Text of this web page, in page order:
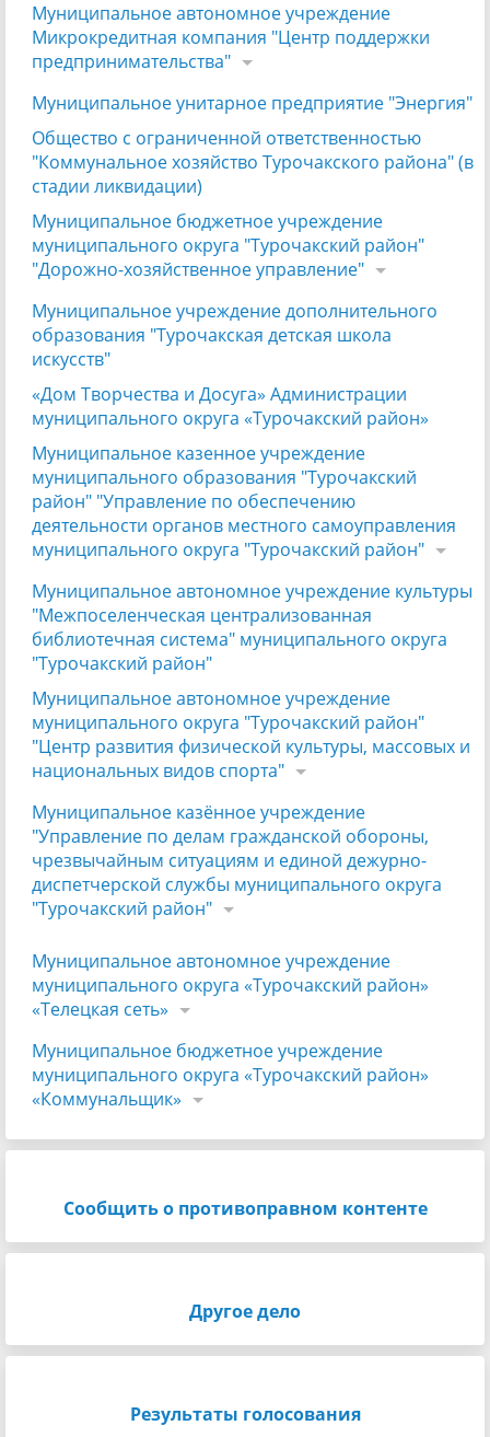
Муниципальное автономное учреждение
Микрокредитная компания "Центр поддержки
предпринимательства"
Муниципальное унитарное предприятие "Энергия"
Общество с ограниченной ответственностью
"Коммунальное хозяйство Турочакского района" (в
стадии ликвидации)
Муниципальное бюджетное учреждение
муниципального округа "Турочакский район"
"Дорожно-хозяйственное управление"
Муниципальное учреждение дополнительного
образования "Турочакская детская школа
искусств"
«Дом Творчества и Досуга» Администрации
муниципального округа «Турочакский район»
Муниципальное казенное учреждение
муниципального образования "Турочакский
район" "Управление по обеспечению
деятельности органов местного самоуправления
муниципального округа "Турочакский район"
Муниципальное автономное учреждение культуры
"Межпоселенческая централизованная
библиотечная система" муниципального округа
"Турочакский район"
Муниципальное автономное учреждение
муниципального округа "Турочакский район"
"Центр развития физической культуры, массовых и
национальных видов спорта"
Муниципальное казённое учреждение
"Управление по делам гражданской обороны,
чрезвычайным ситуациям и единой дежурно-
диспетчерской службы муниципального округа
"Турочакский район"
Муниципальное автономное учреждение
муниципального округа «Турочакский район»
«Телецкая сеть»
Муниципальное бюджетное учреждение
муниципального округа «Турочакский район»
«Коммунальщик»
Сообщить о противоправном контенте
Другое дело
Результаты голосования